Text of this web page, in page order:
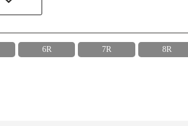
6R 7R 8R